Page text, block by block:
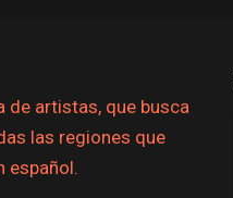
de artistas, que busca
las regiones que
español.